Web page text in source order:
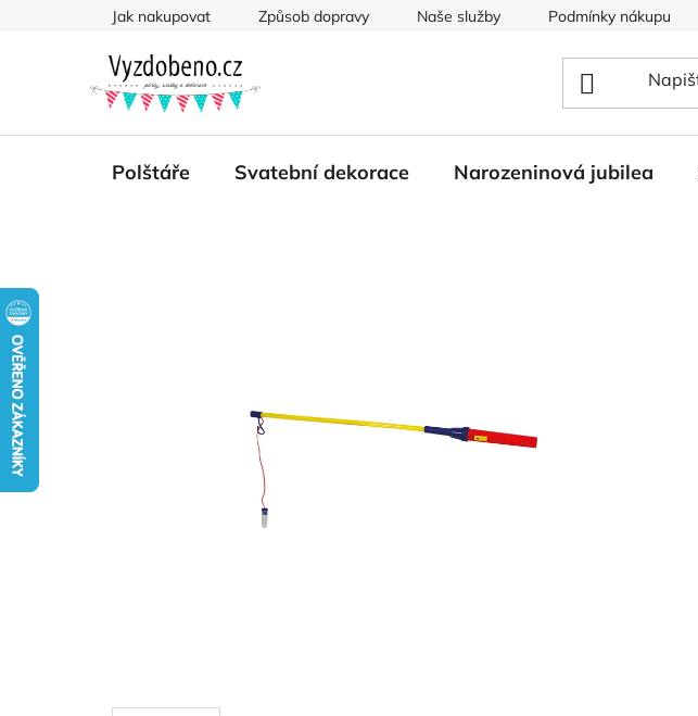
Jak nakupovat Způsob dopravy Naše služby Podmínky nákupu
Polštáře Svatební dekorace Narozeninová jubilea